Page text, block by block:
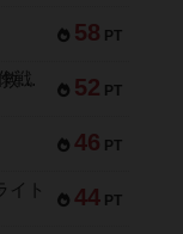
58 PT
52 PT
Bitter End ブタペスト救出作戦
46 PT
44 PT
イト